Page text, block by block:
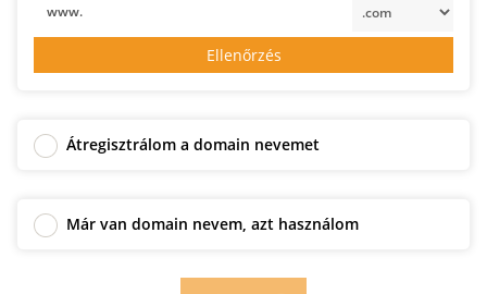
www.
Ellenőrzés
Átregisztrálom a domain nevemet
Már van domain nevem, azt használom